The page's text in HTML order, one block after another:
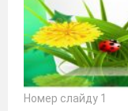
Номер слайду 1